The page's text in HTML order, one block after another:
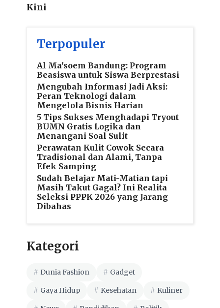
Kini
Terpopuler
Al Ma'soem Bandung: Program
Beasiswa untuk Siswa Berprestasi
Mengubah Informasi Jadi Aksi:
Peran Teknologi dalam
Mengelola Bisnis Harian
5 Tips Sukses Menghadapi Tryout
BUMN Gratis Logika dan
Menangani Soal Sulit
Perawatan Kulit Cowok Secara
Tradisional dan Alami, Tanpa
Efek Samping
Sudah Belajar Mati-Matian tapi
Masih Takut Gagal? Ini Realita
Seleksi PPPK 2026 yang Jarang
Dibahas
Kategori
Dunia Fashion Gadget
Gaya Hidup Kesehatan Kuliner